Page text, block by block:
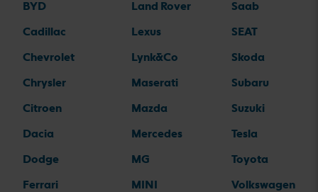
BYD
Cadillac
Chevrolet
Chrysler
Citroen
Dacia
Dodge
Ferrari
Land Rover
Lexus
Lynk&Co
Maserati
Mazda
Mercedes
MG
MINI
Saab
SEAT
Skoda
Subaru
Suzuki
Tesla
Toyota
Volkswagen